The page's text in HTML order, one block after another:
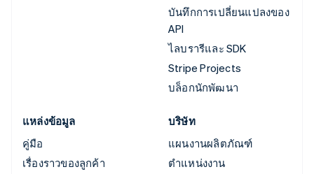
บันทึกการเปลี่ยนแปลงของ
API
ไลบรารีและ SDK
Stripe Projects
บล็อกนักพัฒนา
แหล่งข้อมูล
คู่มือ
เรื่องราวของลูกค้า
บริษัท
แผนงานผลิตภัณฑ์
ตำแหน่งงาน